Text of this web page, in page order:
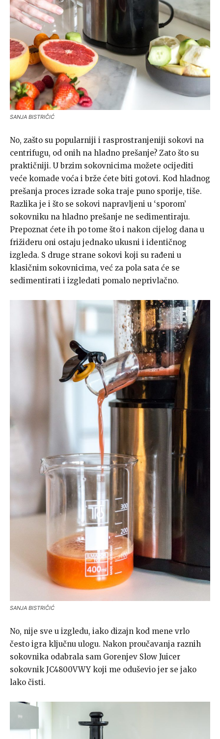
SANJA BISTRIČIĆ
No, zašto su popularniji i rasprostranjeniji sokovi na
centrifugu, od onih na hladno prešanje? Zato što su
praktičniji. U brzim sokovnicima možete ocijediti
veće komade voća i brže ćete biti gotovi. Kod hladnog
prešanja proces izrade soka traje puno sporije, tiše.
Razlika je i što se sokovi napravljeni u ‘sporom’
sokovniku na hladno prešanje ne sedimentiraju.
Prepoznat ćete ih po tome što i nakon cijelog dana u
frižideru oni ostaju jednako ukusni i identičnog
izgleda. S druge strane sokovi koji su rađeni u
klasičnim sokovnicima, već za pola sata će se
sedimentirati i izgledati pomalo neprivlačno.
SANJA BISTRIČIĆ
No, nije sve u izgledu, iako dizajn kod mene vrlo
često igra ključnu ulogu. Nakon proučavanja raznih
sokovnika odabrala sam Gorenjev Slow Juicer
sokovnik JC4800VWY koji me oduševio jer se jako
lako čisti.